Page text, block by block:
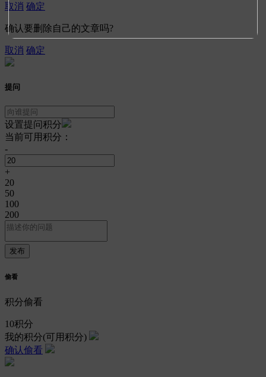
取消 确定
确认要删除自己的文章吗?
取消 确定
提问
设置提问积分
当前可用积分：
-
+
20
50
100
200
偷看
积分偷看
10积分
我的积分(可用积分)
确认偷看